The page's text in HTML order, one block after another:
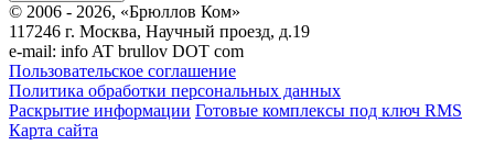
© 2006 - 2026, «Брюллов Ком»
117246 г. Москва, Научный проезд, д.19
e-mail: info AT brullov DOT com
Пользовательское соглашение
Политика обработки персональных данных
Раскрытие информации Готовые комплексы под ключ RMS
Карта сайта